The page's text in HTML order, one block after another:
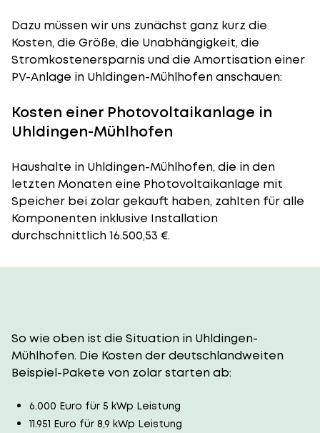
Dazu müssen wir uns zunächst ganz kurz die
Kosten, die Größe, die Unabhängigkeit, die
Stromkostenersparnis und die Amortisation einer
PV-Anlage in Uhldingen-Mühlhofen anschauen:
Kosten einer Photovoltaikanlage in
Uhldingen-Mühlhofen
Haushalte in Uhldingen-Mühlhofen, die in den
letzten Monaten eine Photovoltaikanlage mit
Speicher bei zolar gekauft haben, zahlten für alle
Komponenten inklusive Installation
durchschnittlich 16.500,53 €.
So wie oben ist die Situation in Uhldingen-
Mühlhofen. Die Kosten der deutschlandweiten
Beispiel-Pakete von zolar starten ab:
6.000 Euro für 5 kWp Leistung
11.951 Euro für 8,9 kWp Leistung